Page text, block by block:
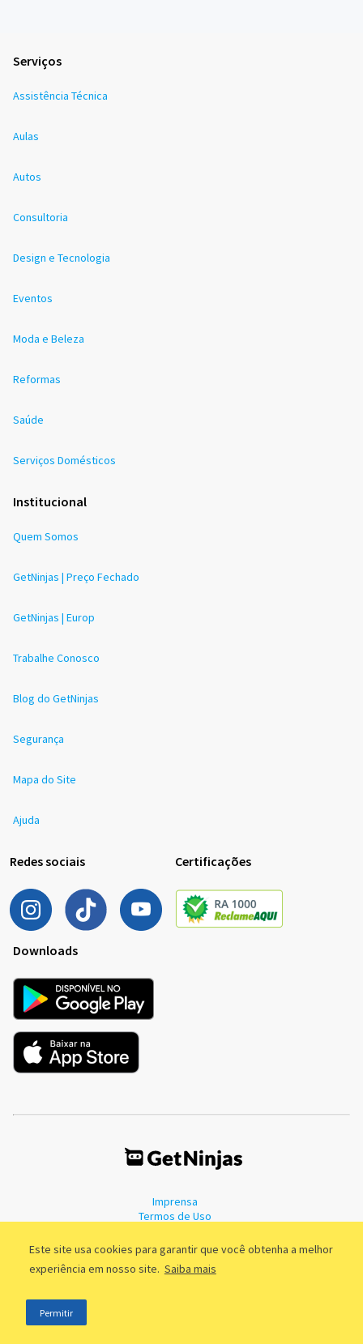
Este site usa cookies para garantir que você obtenha a melhor
experiência em nosso site. Saiba mais
Permitir
Serviços
Assistência Técnica
Aulas
Autos
Consultoria
Design e Tecnologia
Eventos
Moda e Beleza
Reformas
Saúde
Serviços Domésticos
Institucional
Quem Somos
GetNinjas | Preço Fechado
GetNinjas | Europ
Trabalhe Conosco
Blog do GetNinjas
Segurança
Mapa do Site
Ajuda
Redes sociais Certificações
Downloads
Imprensa
Termos de Uso
©2011 - 2026, GetNinjas LTDA. CNPJ 55.744.877/0001-89 - Rua Dr.
Fernandes Coelho, 85 - 3º andar - São Paulo/SP - Brasil